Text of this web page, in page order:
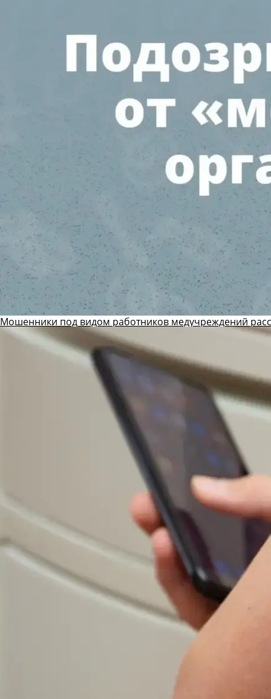
Мошенники под видом работников медучреждений